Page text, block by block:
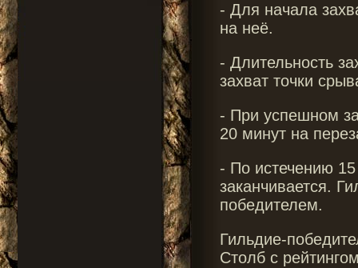
- Для начала
на неё.
- Длительность
захват точки
- При успешном
20 минут на
- По истечению 15
заканчивается.
победителем.
Гильдие-
Столб с